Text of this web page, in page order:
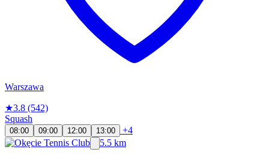
Warszawa
★3.8 (542)
Squash
08:00 09:00 12:00 13:00
+4
5.5 km